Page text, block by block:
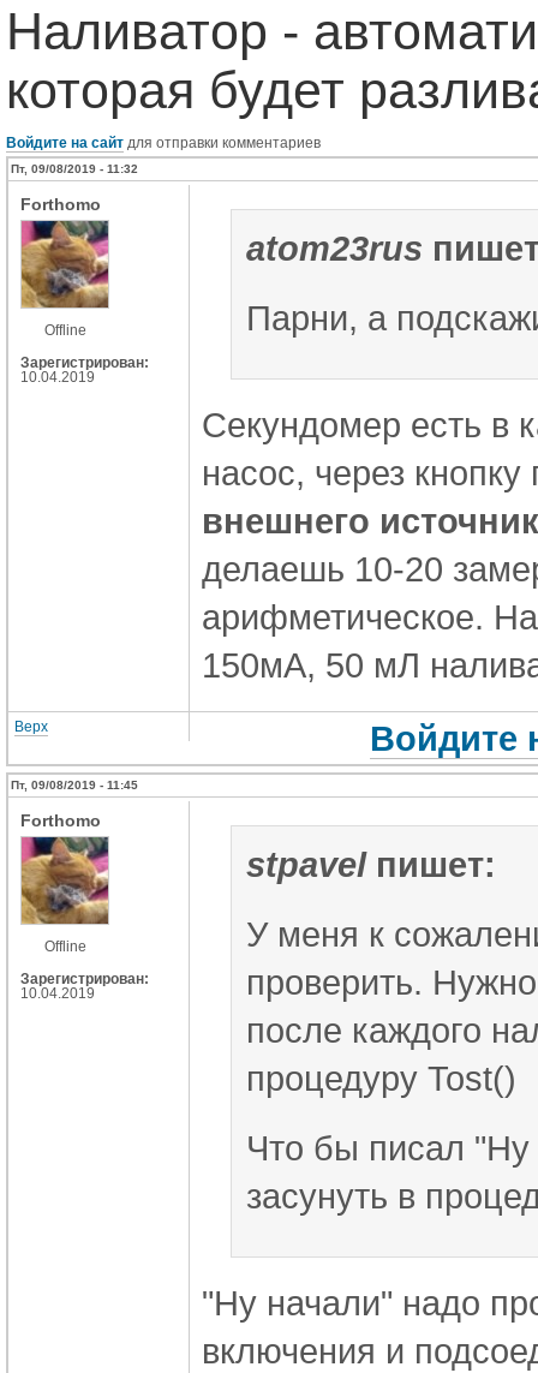
Наливатор -
которая будет
Войдите на сайт для отправки комментариев
Пт, 09/08/2019 - 11:32
Forthomo
Offline
Зарегистрирован:
10.04.2019
atom23rus
Парни, а
Секундомер есть в
насос, через
внешнего
делаешь 10-20
арифметическое.
150мА, 50 мЛ
Верх Войдите
Пт, 09/08/2019 - 11:45
Forthomo
Offline
Зарегистрирован:
10.04.2019
stpavelпишет:
У меня к
проверить.
после каждого
процедуру Tost()
Что бы писал
засунуть в
"Ну начали" надо
включения и